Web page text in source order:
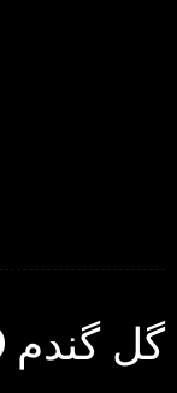
گل گندم